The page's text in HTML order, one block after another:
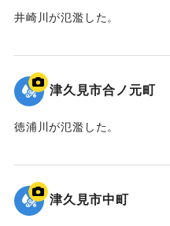
井崎川が氾濫した。
｜固有コード:01204094
津久見市合ノ元町
徳浦川が氾濫した。
｜固有コード:01204093
津久見市中町